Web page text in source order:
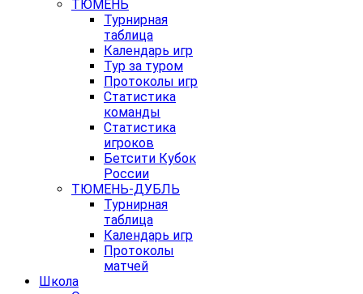
ТЮМЕНЬ
Турнирная
таблица
Календарь игр
Тур за туром
Протоколы игр
Статистика
команды
Статистика
игроков
Бетсити Кубок
России
ТЮМЕНЬ-ДУБЛЬ
Турнирная
таблица
Календарь игр
Протоколы
матчей
Школа